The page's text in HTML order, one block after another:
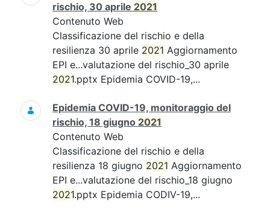
rischio, 30 aprile 2021
Contenuto Web
Classificazione del rischio e della
resilienza 30 aprile 2021 Aggiornamento
EPI e...valutazione del rischio_30 aprile
2021.pptx Epidemia COVID-19,...
Epidemia COVID-19, monitoraggio del
rischio, 18 giugno 2021
Contenuto Web
Classificazione del rischio e della
resilienza 18 giugno 2021 Aggiornamento
EPI e...valutazione del rischio_18 giugno
2021.pptx Epidemia CODIV-19,...